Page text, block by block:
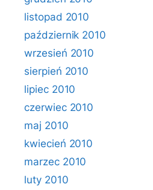
listopad 2010
październik 2010
wrzesień 2010
sierpień 2010
lipiec 2010
czerwiec 2010
maj 2010
kwiecień 2010
marzec 2010
luty 2010